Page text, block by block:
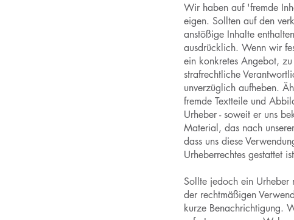
Wir haben auf 'fremde
eigen. Sollten auf den
anstößige Inhalte
ausdrücklich. Wenn wir
ein konkretes Angebot,
strafrechtliche
unverzüglich aufheben.
fremde Textteile und
Urheber - soweit er uns
Material, das nach
dass uns diese
Urheberrechtes gestattet
Sollte jedoch ein Urheber
der rechtmäßigen
kurze Benachrichtigung.